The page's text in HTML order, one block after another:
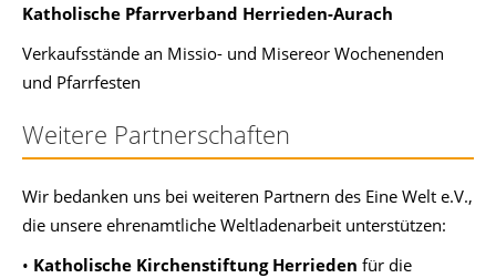
Katholische Pfarrverband Herrieden-Aurach
Verkaufsstände an Missio- und Misereor Wochenenden
und Pfarrfesten
Weitere Partnerschaften
Wir bedanken uns bei weiteren Partnern des Eine Welt e.V.,
die unsere ehrenamtliche Weltladenarbeit unterstützen:
• Katholische Kirchenstiftung Herrieden für die